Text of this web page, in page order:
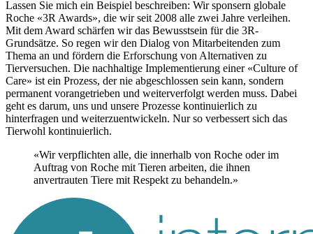
Lassen Sie mich ein Beispiel beschreiben: Wir sponsern globale
Roche «3R Awards», die wir seit 2008 alle zwei Jahre verleihen.
Mit dem Award schärfen wir das Bewusstsein für die 3R-
Grundsätze. So regen wir den Dialog von Mitarbeitenden zum
Thema an und fördern die Erforschung von Alternativen zu
Tierversuchen. Die nachhaltige Implementierung einer «Culture of
Care» ist ein Prozess, der nie abgeschlossen sein kann, sondern
permanent vorangetrieben und weiterverfolgt werden muss. Dabei
geht es darum, uns und unsere Prozesse kontinuierlich zu
hinterfragen und weiterzuentwickeln. Nur so verbessert sich das
Tierwohl kontinuierlich.
«Wir verpflichten alle, die innerhalb von Roche oder im
Auftrag von Roche mit Tieren arbeiten, die ihnen
anvertrauten Tiere mit Respekt zu behandeln.»